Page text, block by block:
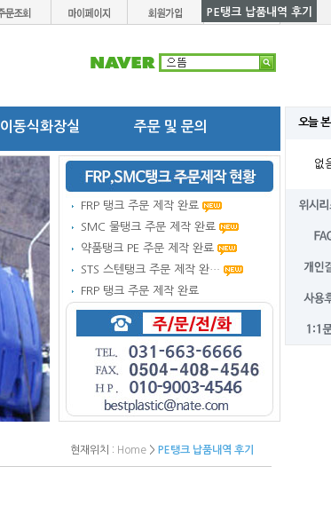
오늘
없
이동식화장실 주문 및 문의
FRP 탱크 주문 제작 완료
SMC 물탱크 주문 제작 완료
약품탱크 PE 주문 제작 완료
STS 스텐탱크 주문 제작 완…
FRP 탱크 주문 제작 완료
현재위치 : Home > PE탱크 납품내역 후기
PE탱크 납품내역 후기